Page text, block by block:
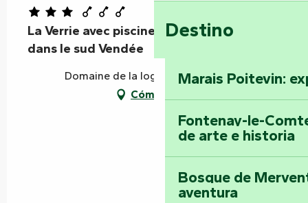
Destino
Marais Poitevin:
Fontenay-le-
de arte e historia
Bosque de
aventura
La Verrie avec piscine privée à Vouvant
dans le sud Vendée
Domaine de la loge, 85120 Vouvant
Cómo llegar